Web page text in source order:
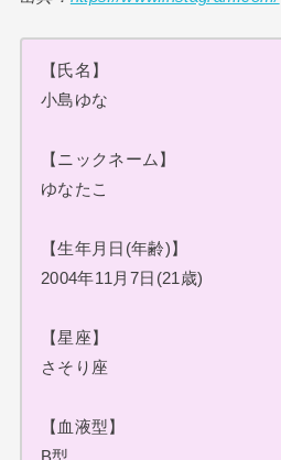
【氏名】
小島ゆな
【ニックネーム】
ゆなたこ
【生年月日(年齢)】
2004年11月7日(21歳)
【星座】
さそり座
【血液型】
B型